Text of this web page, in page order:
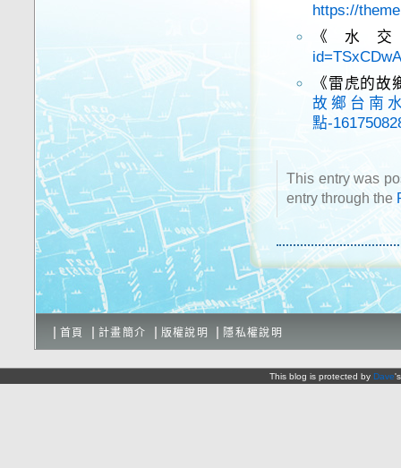
https://
《水
《雷虎的
故鄉台南
點-
This entry was
entry through the
首頁 計畫簡介 版權說明 隱私權說明
This blog is protected by Dave